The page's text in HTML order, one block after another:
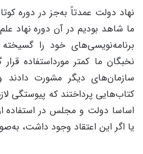
نهاد دولت عمدتاً به‌جز در دوره
ما شاهد بودیم در آن دوره نهاد
برنامه‌نویسی‌های خود را
نخبگان ما کمتر مورداستفاده
سازمان‌های دیگر مشورت
کتاب‌هایی پرداختند که پیوستگی
اساسا دولت و مجلس در استفاده
یا اگر این اعتقاد وجود داشت،